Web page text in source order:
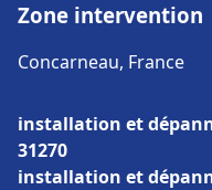
Zone intervention
Concarneau, France
installation et
31270
installation et